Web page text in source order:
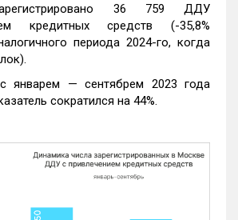
36 759 ДДУ
кредитных средств (-35,8%
периода 2024-го, когда
январем — сентябрем 2023 года
сократился на 44%.